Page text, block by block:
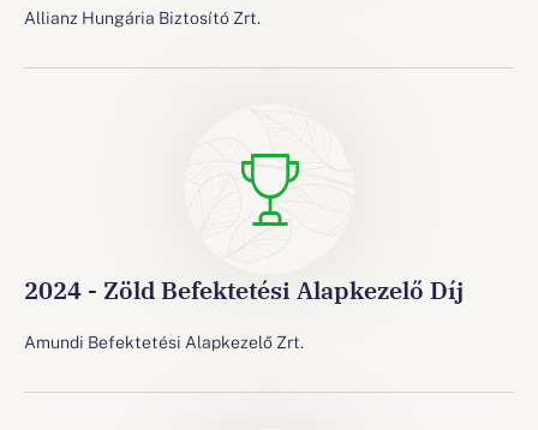
Allianz Hungária Biztosító Zrt.
2024 - Zöld Befektetési Alapkezelő Díj
Amundi Befektetési Alapkezelő Zrt.